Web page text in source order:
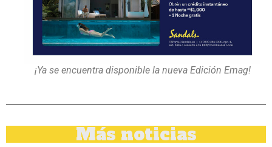
¡Ya se encuentra disponible la nueva Edición Emag!
Más noticias